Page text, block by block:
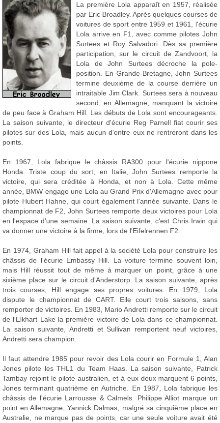
La première Lola apparaît en 1957, réalisée
par Eric Broadley. Après quelques courses de
voitures de sport entre 1959 et 1961, l'écurie
Lola arrive en F1, avec comme pilotes John
Surtees et Roy Salvadori. Dès sa première
participation, sur le circuit de Zandvoort, la
Lola de John Surtees décroche la pole-
position. En Grande-Bretagne, John Surtees
termine deuxième de la course derrière un
intraitable Jim Clark. Surtees sera à nouveau
second, en Allemagne, manquant la victoire
de peu face à Graham Hill. Les débuts de Lola sont encourageants.
La saison suivante, le directeur d'écurie Reg Parnell fiat courir ses
pilotes sur des Lola, mais aucun d'entre eux ne rentreront dans les
points.
En 1967, Lola fabrique le châssis RA300 pour l'écurie nippone
Honda. Triste coup du sort, en Italie, John Surtees remporte la
victoire, qui sera créditée à Honda, et non à Lola. Cette même
année, BMW engage une Lola au Grand Prix d'Allemagne avec pour
pilote Hubert Hahne, qui court également l'année suivante. Dans le
championnat de F2, John Surtees remporte deux victoires pour Lola
en l'espace d'une semaine. La saison suivante, c'est Chris Irwin qui
va donner une victoire à la firme, lors de l'Eifelrennen F2.
En 1974, Graham Hill fait appel à la société Lola pour construire les
châssis de l'écurie Embassy Hill. La voiture termine souvent loin,
mais Hill réussit tout de même à marquer un point, grâce à une
sixième place sur le circuit d'Anderstorp. La saison suivante, après
trois courses, Hill engage ses propres voitures. En 1979, Lola
dispute le championnat de CART. Elle court trois saisons, sans
remporter de victoires. En 1983, Mario Andretti remporte sur le circuit
de l'Elkhart Lake la première victoire de Lola dans ce championnat.
La saison suivante, Andretti et Sullivan remportent neuf victoires,
Andretti sera champion.
Il faut attendre 1985 pour revoir des Lola courir en Formule 1, Alan
Jones pilote les THL1 du Team Haas. La saison suivante, Patrick
Tambay rejoint le pilote australien, et à eux deux marquent 6 points,
Jones terminant quatrième en Autriche. En 1987, Lola fabrique les
châssis de l'écurie Larrousse & Calmels. Philippe Alliot marque un
point en Allemagne, Yannick Dalmas, malgré sa cinquième place en
Australie, ne marque pas de points, car une seule voiture avait été